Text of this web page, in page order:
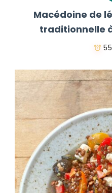
Macédoine de
traditionnelle